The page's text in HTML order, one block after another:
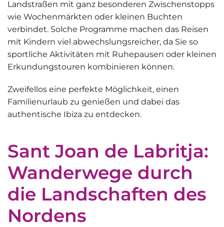
Landstraßen mit ganz besonderen Zwischenstopps
wie Wochenmärkten oder kleinen Buchten
verbindet. Solche Programme machen das Reisen
mit Kindern viel abwechslungsreicher, da Sie so
sportliche Aktivitäten mit Ruhepausen oder kleinen
Erkundungstouren kombinieren können.
Zweifellos eine perfekte Möglichkeit, einen
Familienurlaub zu genießen und dabei das
authentische Ibiza zu entdecken.
Sant Joan de Labritja:
Wanderwege durch
die Landschaften des
Nordens